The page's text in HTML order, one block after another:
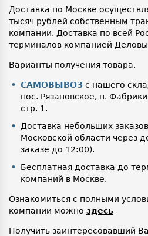
Доставка по Москве
тысяч рублей собственным
компании. Доставка по всей
терминалов компанией
Варианты получения товара.
САМОВЫВОЗ с нашего
пос. Рязановское, п.
стр. 1.
Доставка небольших
Московской области через
заказе до 12:00).
Бесплатная доставка до
компаний в Москве.
Ознакомиться с полными
компании можно здесь
Получить заинтересовавший